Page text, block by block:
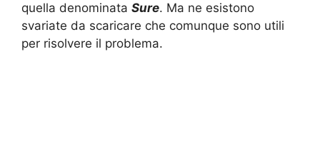
quella denominata Sure. Ma ne esistono
svariate da scaricare che comunque sono utili
per risolvere il problema.